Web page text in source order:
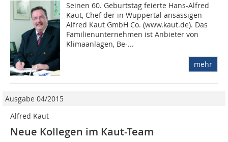
Seinen 60. Ge­burtstag feier­te Hans-Alfred
Kaut, Chef der in Wuppertal an­sässigen
Alfred Kaut GmbH Co. (www.kaut.de). Das
Fa­mi­lien­un­ter­neh­men ist An­bie­ter von
Klimaanlagen, Be-...
mehr
Ausgabe 04/2015
Alfred Kaut
Neue Kollegen im Kaut-Team